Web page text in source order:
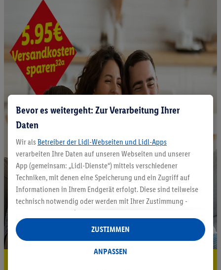
Bevor es weitergeht: Zur Verarbeitung Ihrer
Daten
Wir als Betreiber der Lidl-Webseiten und Lidl-Apps
verarbeiten Ihre Daten auf unseren Webseiten und unserer
App (gemeinsam: „Lidl-Dienste“) mittels verschiedener
Techniken, mit denen eine Speicherung und ein Zugriff auf
Informationen in Ihrem Endgerät erfolgt. Diese sind teilweise
technisch notwendig oder werden mit Ihrer Zustimmung -
auch durch Partner (u.a.
Verantwortliche; im Zusammenhang mit dem IAB TCF
insgesamt
Statistik-Erstellung oder für personalisierte Werbung
ANPASSEN
ZUSTIMMEN